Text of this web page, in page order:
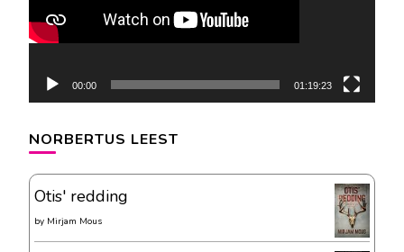
00:00 01:19:23
NORBERTUS LEEST
Otis' redding
by Mirjam Mous